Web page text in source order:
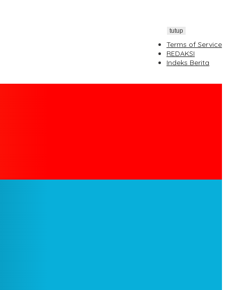
Terms of Service
REDAKSI
Indeks Berita
tutup